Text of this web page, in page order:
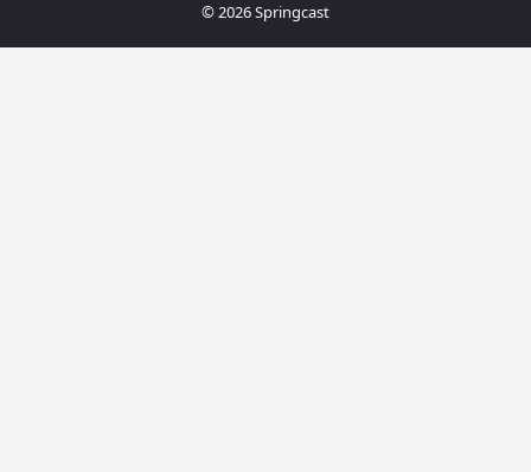
© 2026 Springcast